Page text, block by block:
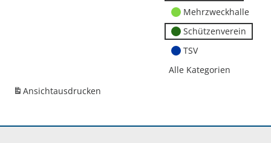
Mehrzweckhalle
Schützenverein
TSV
Alle Kategorien
Ansichtausdrucken